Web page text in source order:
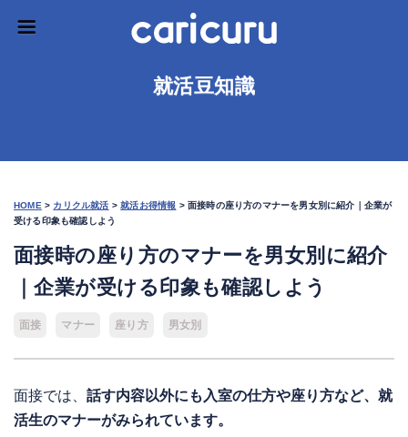
就活豆知識
HOME > カリクル就活 >就活お得情報 >面接時の座り方のマナーを男女別に紹介｜企業が
受ける印象も確認しよう
面接時の座り方のマナーを男女別に紹介
｜企業が受ける印象も確認しよう
面接 マナー 座り方 男女別
面接では、 話す内容以外にも入室の仕方や座り方など、就
活生のマナーがみられています。